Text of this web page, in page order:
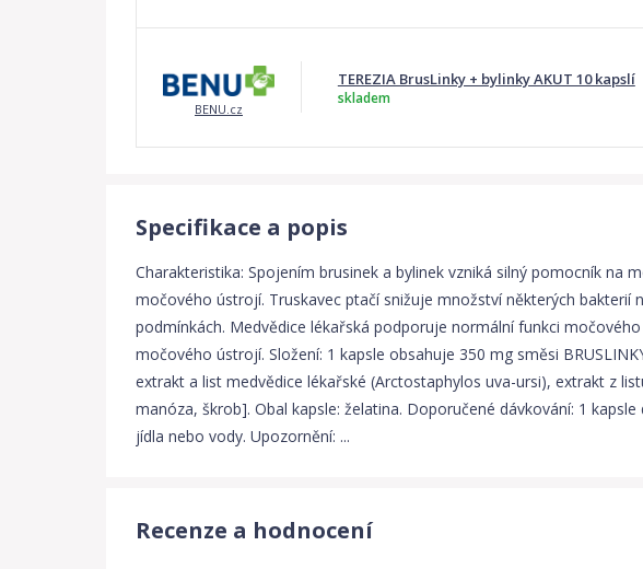
BENU.cz
TEREZIA BrusLinky + bylinky AKUT 10 kapslí
skladem
Specifikace a popis
Charakteristika: Spojením brusinek a bylinek vzniká silný pomocník
močového ústrojí. Truskavec ptačí snižuje množství některých
podmínkách. Medvědice lékařská podporuje normální funkci
močového ústrojí. Složení: 1 kapsle obsahuje 350 mg směsi
extrakt a list medvědice lékařské (Arctostaphylos uva-ursi), extrakt z
manóza, škrob]. Obal kapsle: želatina. Doporučené dávkování: 1
jídla nebo vody. Upozornění: ...
Recenze a hodnocení